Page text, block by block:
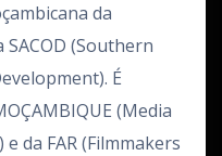
da
(Southern
É
(Media
da FAR (Filmmakers